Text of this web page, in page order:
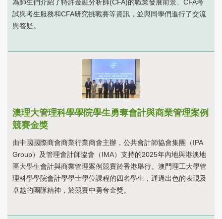
為師生們介紹了特許金融分析師(CFA)的職業發展前景、CFA考
試與考生服務和CFA研究挑戰賽等資訊，並與同學們進行了交流
與答疑。
澳理大管理科學學院學生勇奪會計與商業管理案例
競賽金獎
由中國國際商會商業行業商會主辦，公共會計師協會集團（IPA
Group）及管理會計師協會（IMA）支持的2025年內地與港澳地
區大學生會計與商業管理案例競賽於香港舉行。澳門理工大學管
理科學學院會計學學士學位課程的四名學生，通過出色的表現及
卓越的團隊精神，於競賽中勇奪金獎。